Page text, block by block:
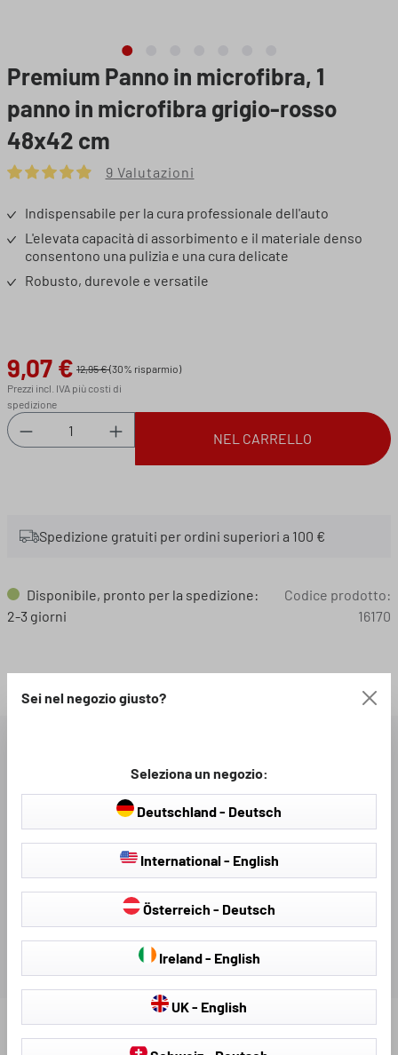
Premium Panno in microfibra, 1
panno in microfibra grigio-rosso
48x42 cm
Indispensabile per la cura professionale dell'auto
L'elevata capacità di assorbimento e il materiale denso
consentono una pulizia e una cura delicate
Robusto, durevole e versatile
Prezzo di vendita:
9,07 € 12,95 €(30% risparmio)
Prezzi incl. IVA più costi di
spedizione
Quantità del prodotto: inserisci la quantità
NEL CARRELLO
9 Valutazioni
Spedizione gratuiti per ordini superiori a 100 €
Disponibile, pronto per la spedizione:
2-3 giorni
Codice prodotto:
16170
DOWNLOAD DISPONIBILI
VALUTAZIONI
Scopri altri prodotti per il tuo veicolo:
Sei nel negozio giusto?
Seleziona un negozio:
Deutschland - Deutsch
International - English
Österreich - Deutsch
Ireland - English
UK - English